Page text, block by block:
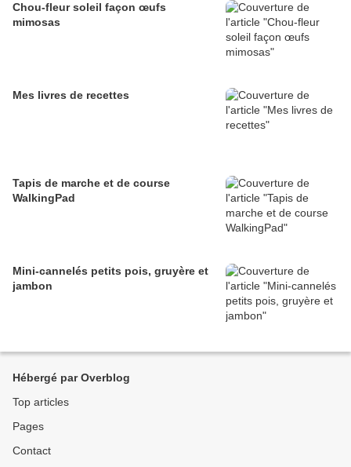
Chou-fleur soleil façon œufs
mimosas
Mes livres de recettes
Tapis de marche et de course
WalkingPad
Mini-cannelés petits pois, gruyère et
jambon
Hébergé par Overblog
Top articles
Pages
Contact